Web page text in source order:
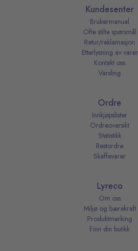
Kundesenter
Brukermanual
Ofte stilte spørsmål
Retur/reklamasjon
Etterlysning av varer
Kontakt oss
Varsling
Ordre
Innkjøpslister
Ordreoversikt
Statistikk
Restordre
Skaffevarer
Lyreco
Om oss
Miljø og bærekraft
Produktmerking
Finn din butikk